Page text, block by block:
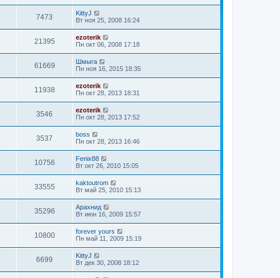
7473
KittyJ
Вт ноя 25, 2008 16:24
21395
ezoterik
Пн окт 06, 2008 17:18
61669
Шмыга
Пн ноя 16, 2015 18:35
11938
ezoterik
Пн окт 28, 2013 18:31
3546
ezoterik
Пн окт 28, 2013 17:52
3537
boss
Пн окт 28, 2013 16:46
10756
Fenix88
Вт окт 26, 2010 15:05
33555
kaktoutrom
Вт май 25, 2010 15:13
35296
Арахнид
Вт июн 16, 2009 15:57
10800
forever yours
Пн май 11, 2009 15:19
6699
KittyJ
Вт дек 30, 2008 18:12